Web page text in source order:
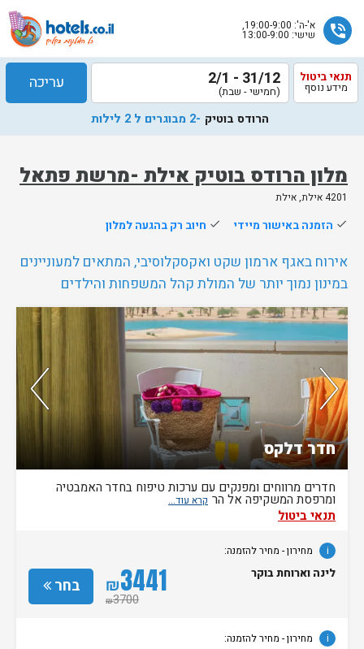
phone_in_talk א'-ה': 19:00-9:00,
שישי: 13:00-9:00
מלון הרודס בוטיק אילת -מרשת פתאל
4201 אילת, אילת
תנאי ביטול
מידע נוסף 31/12 - 2/1
(חמישי - שבת) עריכה
הרודס בוטיק -2 מבוגרים ל 2 לילות
done הזמנה באישור מיידי done חיוב רק בהגעה למלון
אירוח באגף ארמון שקט ואקסקלוסיבי, המתאים למעוניינים
במינון נמוך יותר של המולת קהל המשפחות והילדים
65% מהאורחים ששהו בחדר אהבו אותו
70% מהזוגות ששהו בחדר זה אהבו אותו
נותרו 5 חדרים אחרונים בממשק!
חדר דלקס
חדרים מרווחים ומפנקים עם ערכות טיפוח בחדר האמבטיה
ומרפסת המשקיפה אל הר
תנאי ביטול
i מחירון- מחיר להזמנה:
בחר ₪3441
₪3700
לינה וארוחת בוקר
i מחירון- מחיר להזמנה:
שלח
הוטלס
אליך
בשעות
הפעילות